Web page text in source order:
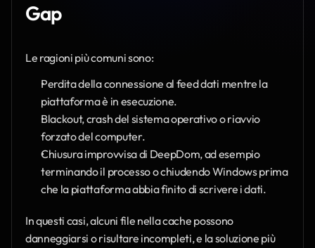
Gap
Le ragioni più comuni sono:
Perdita della connessione al feed dati mentre la
piattaforma è in esecuzione.
Blackout, crash del sistema operativo o riavvio
forzato del computer.
Chiusura improvvisa di DeepDom, ad esempio
terminando il processo o chiudendo Windows prima
che la piattaforma abbia finito di scrivere i dati.
In questi casi, alcuni file nella cache possono
danneggiarsi o risultare incompleti, e la soluzione più